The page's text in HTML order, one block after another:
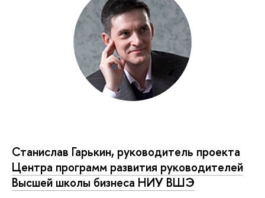
Станислав Гарькин, руководитель проекта
Центра программ развития руководителей
Высшей школы бизнеса НИУ ВШЭ